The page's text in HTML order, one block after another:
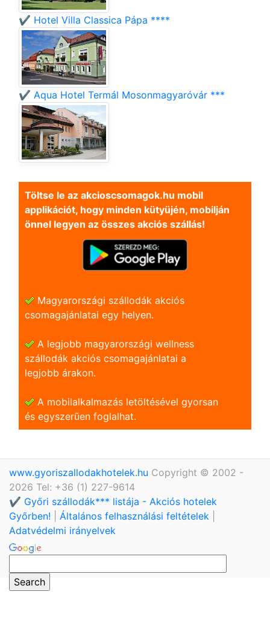
✔️ Hotel Villa Classica Pápa ****
✔️ Aqua Hotel Termál Mosonmagyaróvár ***
Töltse le az akcioscsomagok.hu mobil
applikációt, hogy minden kütyüjén, mobilján
önnel legyen az összes akciós szállás!
Magyarországi szállodák akciós
csomagajánlatai egy helyen.
A legjobb magyarországi wellness
szállodák akciós csomagajánlatai a
legjobb árakon.
A mobilalkalmazás letöltésével gyorsan
és egyszerũen foglalhat.
www.gyoriszallodakhotelek.hu Copyright © 2002 -
2026 Tel: +36 (1) 227-9614
✔️ Győri szállodák*** listája - Akciós hotelek
Győrben!
Általános felhasználási feltételek
Adatvédelmi irányelvek